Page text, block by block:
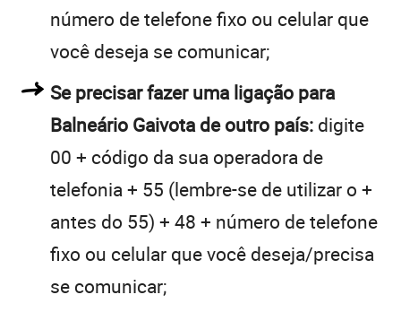
número de telefone fixo ou celular que
você deseja se comunicar;
Se precisar fazer uma ligação para
Balneário Gaivota de outro país: digite
00 + código da sua operadora de
telefonia + 55 (lembre-se de utilizar o +
antes do 55) + 48 + número de telefone
fixo ou celular que você deseja/precisa
se comunicar;